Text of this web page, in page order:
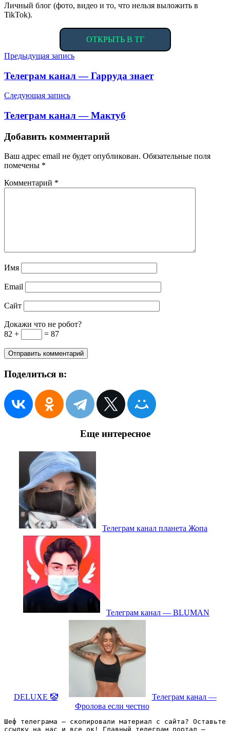
Личный блог (фото, видео и то, что нельзя выложить в
TikTok).
ОТКРЫТЬ В ТГ
Навигация
по
записям
Предыдущая запись
Телеграм канал — Гарруда знает
Следующая запись
Телеграм канал — Мактуб
Добавить комментарий
Ваш адрес email не будет опубликован. Обязательные поля
помечены *
Комментарий *
Имя
Email
Сайт
Докажи что не робот?
82 +
= 87
Поделиться в:
Еще интересное
Телеграм канал планета Жопа
Телеграм канал — BLUMAN
DELUXE 🤡
Телеграм канал —
Фролова если честно
Шеф телеграма – скопировали материал с сайта? Оставьте
ссылку на нас и все ок! Главный телеграм портал –